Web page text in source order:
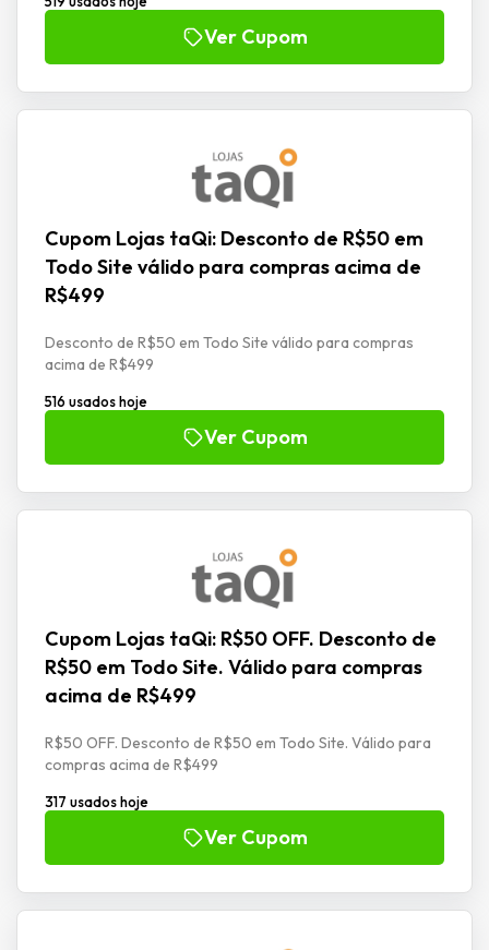
Ver Cupom
Cupom Lojas taQi: Desconto de R$50 em
Todo Site válido para compras acima de
R$499
Desconto de R$50 em Todo Site válido para compras
acima de R$499
516 usados hoje
Ver Cupom
Cupom Lojas taQi: R$50 OFF. Desconto de
R$50 em Todo Site. Válido para compras
acima de R$499
R$50 OFF. Desconto de R$50 em Todo Site. Válido para
compras acima de R$499
317 usados hoje
Ver Cupom